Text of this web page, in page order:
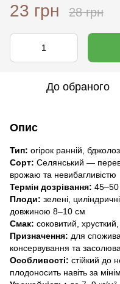
23 грн 28 грн
До обраного
Опис
Тип: огірок ранній,
Сорт: Селянський —
врожаю та невибагливістю
Термін дозрівання: 45–50
Плоди: зелені,
довжиною 8–10 см
Смак: соковитий, хрусткий,
Призначення: для
консервування та
Особливості: стійкий до
плодоносить навіть за